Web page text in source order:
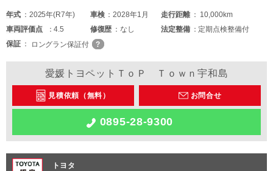
年式 2025年(R7年) 車検 2028年1月 走行距離
10,000km
車両評価点 4.5 修復歴 なし 法定整備
定期点検整備付
保証
ロングラン保証付
愛媛トヨペットＴｏＰ Ｔｏｗｎ宇和島
見積依頼（無料） お問合せ
0895-28-9300
トヨタ